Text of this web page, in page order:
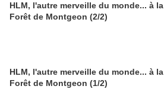
HLM, l'autre merveille du monde... à la
Forêt de Montgeon (2/2)
HLM, l'autre merveille du monde... à la
Forêt de Montgeon (1/2)